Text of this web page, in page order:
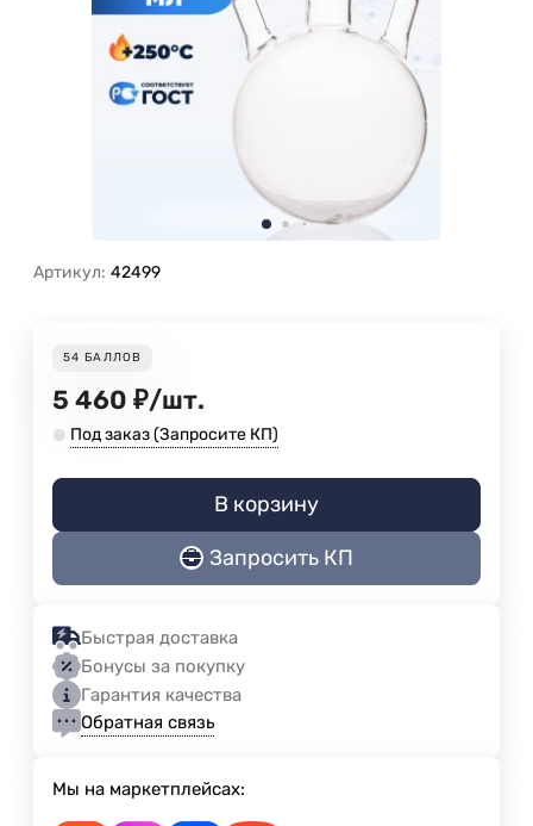
Артикул: 42499
54 БАЛЛОВ
5 460 ₽/шт.
Под заказ (Запросите КП)
В корзину
Запросить КП
Быстрая доставка
Бонусы за покупку
Гарантия качества
Обратная связь
Мы на маркетплейсах: